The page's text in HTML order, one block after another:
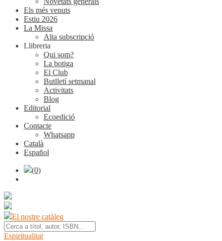
Els més venuts
Estiu 2026
La Missa
Alta subscripció
Llibreria
Qui som?
La botiga
El Club
Butlletí setmanal
Activitats
Blog
Editorial
Ecoedició
Contacte
Whatsapp
Català
Español
(0)
El nostre catàleg
Espiritualitat